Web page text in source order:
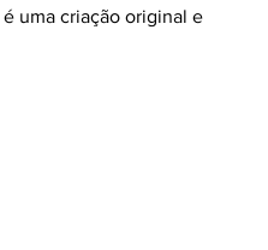
uma criação original e